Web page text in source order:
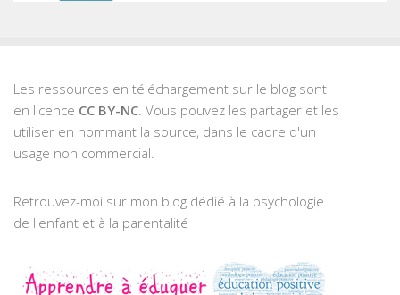
Les ressources en téléchargement sur le blog sont
en licence CC BY-NC. Vous pouvez les partager et les
utiliser en nommant la source, dans le cadre d'un
usage non commercial.
Retrouvez-moi sur mon blog dédié à la psychologie
de l'enfant et à la parentalité